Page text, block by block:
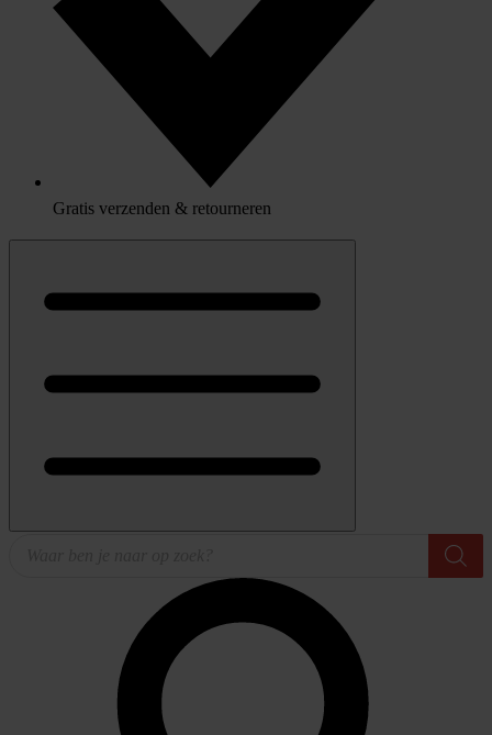
Gratis verzenden & retourneren